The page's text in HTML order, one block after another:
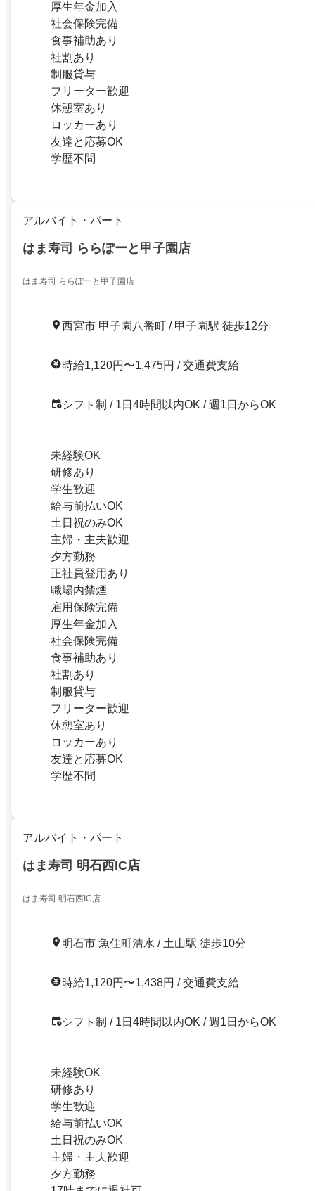
厚生年金加入
社会保険完備
食事補助あり
社割あり
制服貸与
フリーター歓迎
休憩室あり
ロッカーあり
友達と応募OK
学歴不問
アルバイト・パート
はま寿司 ららぽーと甲子園店
はま寿司 ららぽーと甲子園店
西宮市 甲子園八番町 / 甲子園駅 徒歩12分
時給1,120円〜1,475円 / 交通費支給
シフト制 / 1日4時間以内OK / 週1日からOK
未経験OK
研修あり
学生歓迎
給与前払いOK
土日祝のみOK
主婦・主夫歓迎
夕方勤務
正社員登用あり
職場内禁煙
雇用保険完備
厚生年金加入
社会保険完備
食事補助あり
社割あり
制服貸与
フリーター歓迎
休憩室あり
ロッカーあり
友達と応募OK
学歴不問
アルバイト・パート
はま寿司 明石西IC店
はま寿司 明石西IC店
明石市 魚住町清水 / 土山駅 徒歩10分
時給1,120円〜1,438円 / 交通費支給
シフト制 / 1日4時間以内OK / 週1日からOK
未経験OK
研修あり
学生歓迎
給与前払いOK
土日祝のみOK
主婦・主夫歓迎
夕方勤務